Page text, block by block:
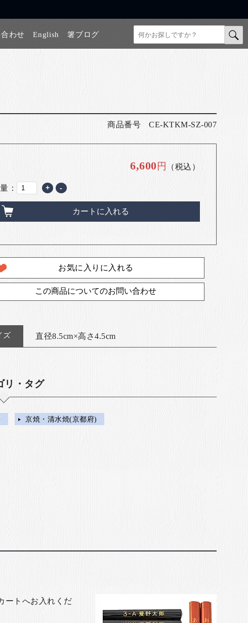
わせ English 箸ブログ
商品番号 CE-KTKM-SZ-007
6,600円 （税込）
： + -
カートに入れる
お気に入りに入れる
この商品についてのお問い合わせ
ズ 直径8.5cm×高さ4.5cm
リ・タグ
京焼・清水焼(京都府)
ートへお入れくだ